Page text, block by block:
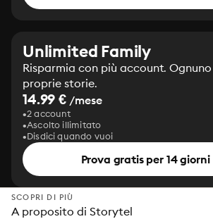
Unlimited Family
Risparmia con più account.
proprie storie.
14.99 € /mese
2 account
Ascolto illimitato
Disdici quando vuoi
Prova gratis per 14 giorni
SCOPRI DI PIÙ
A proposito di Storytel